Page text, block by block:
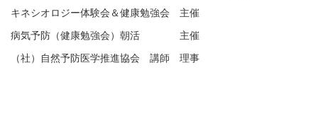
キネシオロジー体験会＆健康勉強会 主催
病気予防（健康勉強会）朝活 主催
（社）自然予防医学推進協会 講師 理事